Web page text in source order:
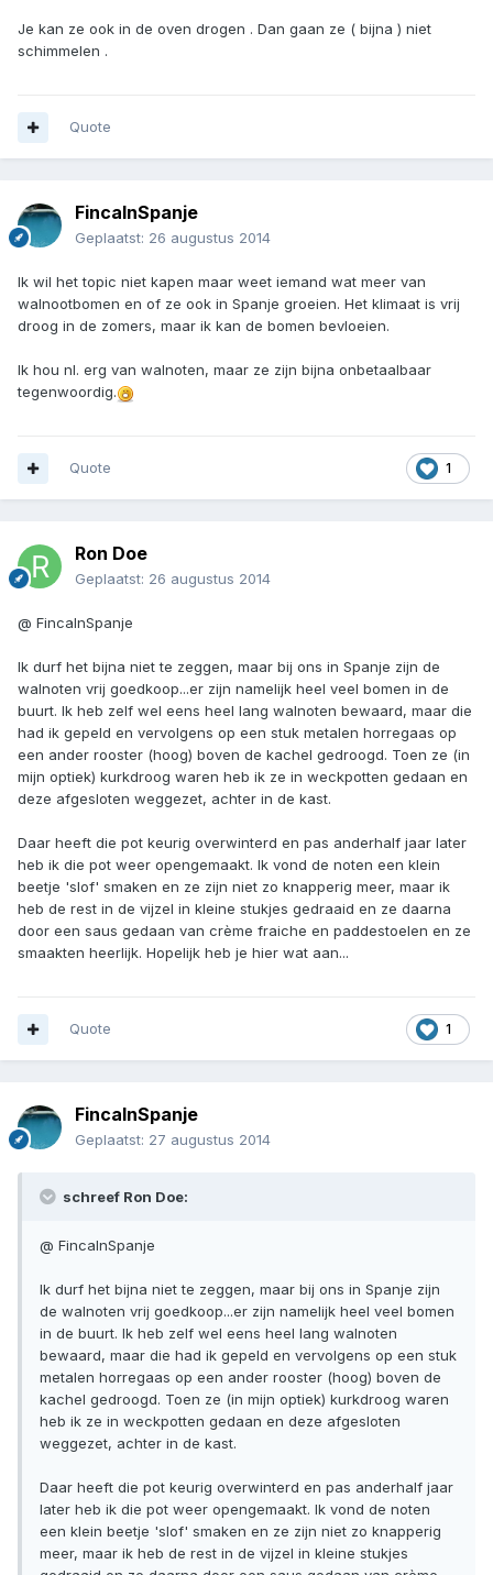
Je kan ze ook in de oven drogen . Dan gaan ze ( bijna ) niet
schimmelen .
Quote
FincaInSpanje
Geplaatst: 26 augustus 2014
Ik wil het topic niet kapen maar weet iemand wat meer van
walnootbomen en of ze ook in Spanje groeien. Het klimaat is vrij
droog in de zomers, maar ik kan de bomen bevloeien.
Ik hou nl. erg van walnoten, maar ze zijn bijna onbetaalbaar
tegenwoordig.
1
Quote
Ron Doe
Geplaatst: 26 augustus 2014
@ FincaInSpanje
Ik durf het bijna niet te zeggen, maar bij ons in Spanje zijn de
walnoten vrij goedkoop...er zijn namelijk heel veel bomen in de
buurt. Ik heb zelf wel eens heel lang walnoten bewaard, maar die
had ik gepeld en vervolgens op een stuk metalen horregaas op
een ander rooster (hoog) boven de kachel gedroogd. Toen ze (in
mijn optiek) kurkdroog waren heb ik ze in weckpotten gedaan en
deze afgesloten weggezet, achter in de kast.
Daar heeft die pot keurig overwinterd en pas anderhalf jaar later
heb ik die pot weer opengemaakt. Ik vond de noten een klein
beetje 'slof' smaken en ze zijn niet zo knapperig meer, maar ik
heb de rest in de vijzel in kleine stukjes gedraaid en ze daarna
door een saus gedaan van crème fraiche en paddestoelen en ze
smaakten heerlijk. Hopelijk heb je hier wat aan...
1
Quote
FincaInSpanje
Geplaatst: 27 augustus 2014
schreef Ron Doe:
@ FincaInSpanje
Ik durf het bijna niet te zeggen, maar bij ons in Spanje zijn
de walnoten vrij goedkoop...er zijn namelijk heel veel bomen
in de buurt. Ik heb zelf wel eens heel lang walnoten
bewaard, maar die had ik gepeld en vervolgens op een stuk
metalen horregaas op een ander rooster (hoog) boven de
kachel gedroogd. Toen ze (in mijn optiek) kurkdroog waren
heb ik ze in weckpotten gedaan en deze afgesloten
weggezet, achter in de kast.
Daar heeft die pot keurig overwinterd en pas anderhalf jaar
later heb ik die pot weer opengemaakt. Ik vond de noten
een klein beetje 'slof' smaken en ze zijn niet zo knapperig
meer, maar ik heb de rest in de vijzel in kleine stukjes